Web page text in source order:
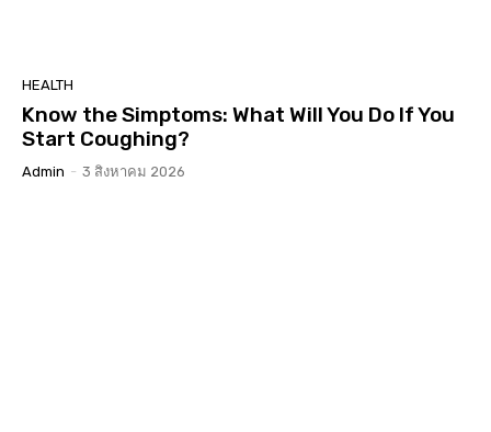
HEALTH
Know the Simptoms: What Will You Do If You
Start Coughing?
Admin - 3 สิงหาคม 2026